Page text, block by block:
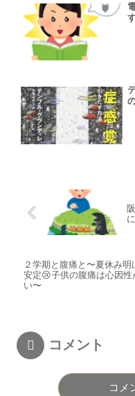
２学期と腹痛と〜夏休み明
安定😢子供の腹痛は心因性
い〜
コメント
コメ